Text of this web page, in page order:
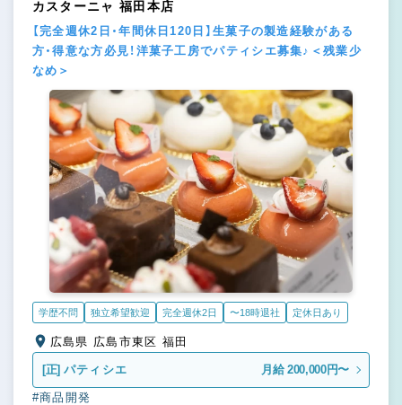
カスターニャ 福田本店
【完全週休2日・年間休日120日】生菓子の製造経験がある
方・得意な方必見！洋菓子工房でパティシエ募集♪＜残業少
なめ＞
学歴不問 独立希望歓迎 完全週休2日 〜18時退社 定休日あり
広島県 広島市東区 福田
[正] パティシエ 月給 200,000円〜
#商品開発